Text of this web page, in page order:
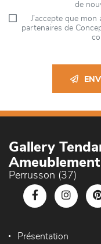
de
J’accepte que
partenaires de
Gallery
Ameublement
Perrusson (37)
Présentation